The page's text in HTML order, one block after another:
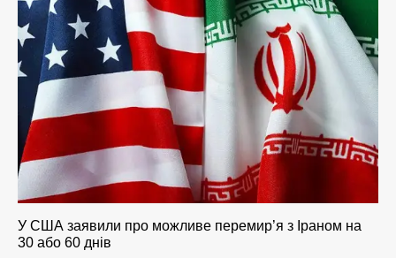
У США заявили про можливе перемир’я з Іраном на
30 або 60 днів